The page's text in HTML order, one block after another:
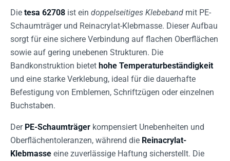
Die tesa 62708 ist ein doppelseitiges Klebeband mit PE-
Schaumträger und Reinacrylat-Klebmasse. Dieser Aufbau
sorgt für eine sichere Verbindung auf flachen Oberflächen
sowie auf gering unebenen Strukturen. Die
Bandkonstruktion bietet hohe Temperaturbeständigkeit
und eine starke Verklebung, ideal für die dauerhafte
Befestigung von Emblemen, Schriftzügen oder einzelnen
Buchstaben.
Der PE-Schaumträger kompensiert Unebenheiten und
Oberflächentoleranzen, während die Reinacrylat-
Klebmasse eine zuverlässige Haftung sicherstellt. Die